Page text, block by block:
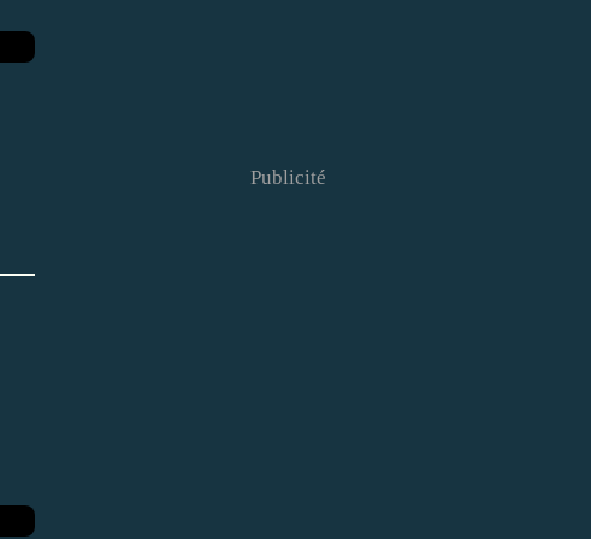
Publicité